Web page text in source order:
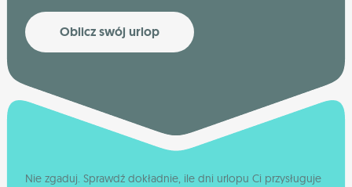
Oblicz swój urlop
Nie zgaduj. Sprawdź dokładnie, ile dni urlopu Ci przysługuje